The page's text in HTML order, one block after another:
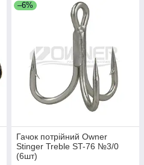
–6%
Гачок потрійний Owner
Stinger Treble ST-76 №3/0
(6шт)